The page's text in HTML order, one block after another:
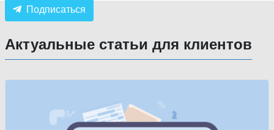
Подписаться
Актуальные статьи для клиентов